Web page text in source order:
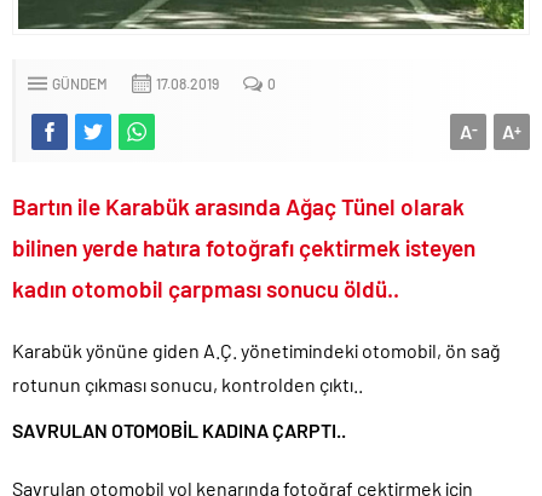
paşa emekliye sevk edildi!.
CHP’li Erdal Beşikçioğlu’nun uyuşturucu testi pozitif çıktı!.
Bay Kemal gibi şimdiden “İktidar Olamazsam İstifa Ederim” gazları
vermeye başladı!.
Rüşvet ve yolsuzluktan tutuklanan CHP’li Erdal Beşikçioğlu
görevden uzaklaştırıldı!.
Uğur Mumcu dosyası 33 yıl sonra yeniden açılıyor..
CHP Lideri Kılıçdaoğlu’ndan Terörsüz Türkiye sürecine destek
TÜİK sipariş enflasyon oranlarını açıkladı!.
GÜNDEM 17.08.2019 0
A+
A-
Bartın ile Karabük arasında Ağaç Tünel olarak
bilinen yerde hatıra fotoğrafı çektirmek isteyen
kadın otomobil çarpması sonucu öldü..
Karabük yönüne giden A.Ç. yönetimindeki otomobil, ön sağ
rotunun çıkması sonucu, kontrolden çıktı..
SAVRULAN OTOMOBİL KADINA ÇARPTI..
Savrulan otomobil yol kenarında fotoğraf çektirmek için